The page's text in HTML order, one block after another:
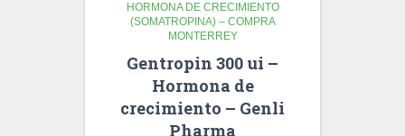
HORMONA DE CRECIMIENTO
(SOMATROPINA) – COMPRA
MONTERREY
Gentropin 300 ui –
Hormona de
crecimiento – Genli
Pharma